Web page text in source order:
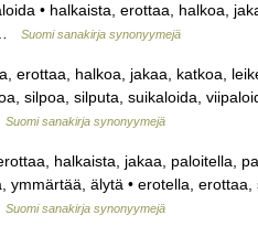
• halkaista, erottaa, halkoa,
Suomi sanakirja synonyymejä
erottaa, halkoa, jakaa, katkoa,
silpoa, silputa, suikaloida,
Suomi sanakirja synonyymejä
halkaista, jakaa, paloitella,
ymmärtää, älytä • erotella,
Suomi sanakirja synonyymejä